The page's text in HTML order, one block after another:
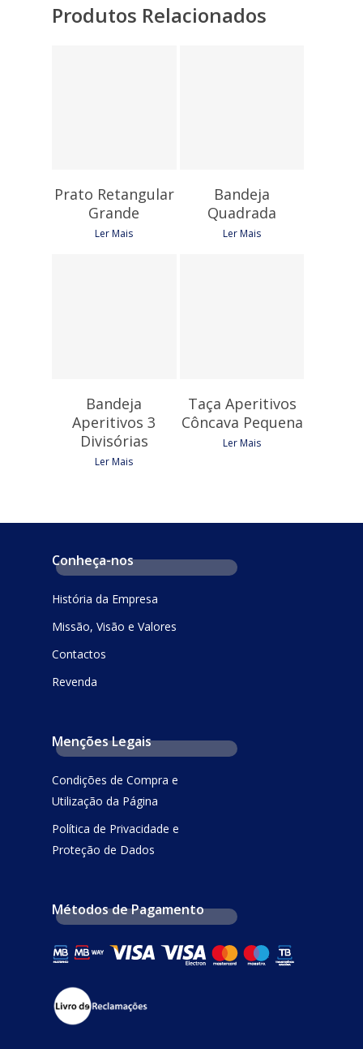
Produtos Relacionados
Prato Retangular
Grande
Ler Mais
Bandeja
Quadrada
Ler Mais
Bandeja
Aperitivos 3
Divisórias
Ler Mais
Taça Aperitivos
Côncava Pequena
Ler Mais
Conheça-nos
História da Empresa
Missão, Visão e Valores
Contactos
Revenda
Menções Legais
Condições de Compra e
Utilização da Página
Política de Privacidade e
Proteção de Dados
Métodos de Pagamento